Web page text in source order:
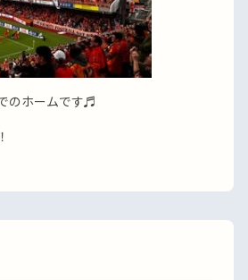
のホームです♬